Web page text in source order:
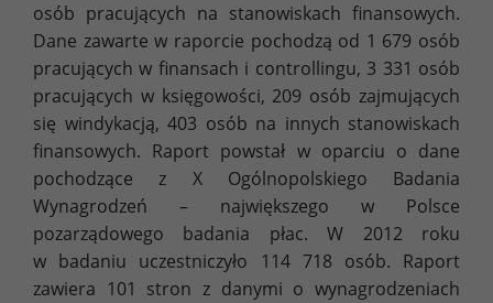
osób pracujących na stanowiskach finansowych.
Dane zawarte w raporcie pochodzą od 1 679 osób
pracujących w finansach i controllingu, 3 331 osób
pracujących w księgowości, 209 osób zajmujących
się windykacją, 403 osób na innych stanowiskach
finansowych. Raport powstał w oparciu o dane
pochodzące z X Ogólnopolskiego Badania
Wynagrodzeń – największego w Polsce
pozarządowego badania płac. W 2012 roku
w badaniu uczestniczyło 114 718 osób. Raport
zawiera 101 stron z danymi o wynagrodzeniach